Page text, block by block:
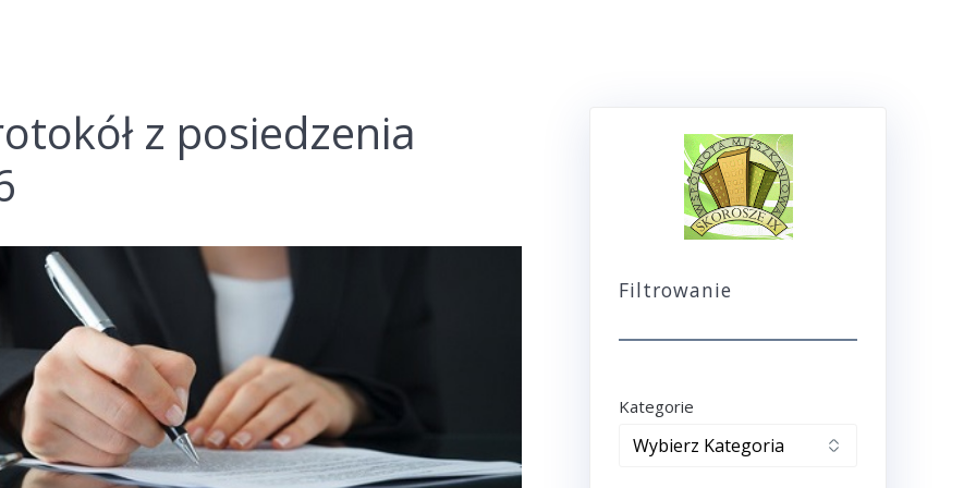
z posiedzenia
Filtrowanie
Kategorie